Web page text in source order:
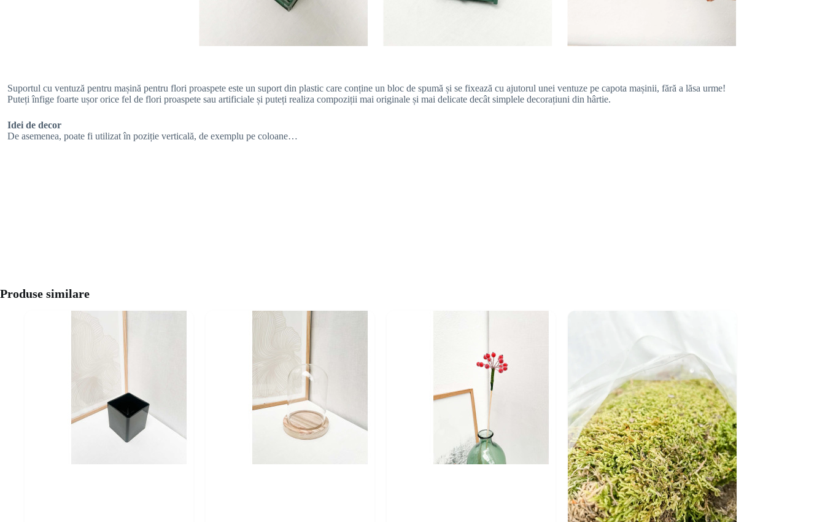
Suportul cu ventuză pentru mașină pentru flori proaspete este un suport din plastic care conține un bloc de spumă și se fixează cu ajutorul unei ventuze pe capota mașinii, fără a lăsa urme!
Puteți înfige foarte ușor orice fel de flori proaspete sau artificiale și puteți realiza compoziții mai originale și mai delicate decât simplele decorațiuni din hârtie.
Idei de decor
De asemenea, poate fi utilizat în poziție verticală, de exemplu pe coloane…
Produse similare